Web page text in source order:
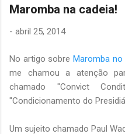
Maromba na cadeia!
- abril 25, 2014
No artigo sobre Maromba
me chamou a atenção
chamado "Convict
"Condicionamento do
Um sujeito chamado Paul